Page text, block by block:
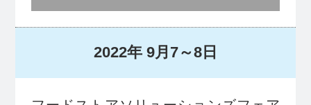
2022年 9月7～8日